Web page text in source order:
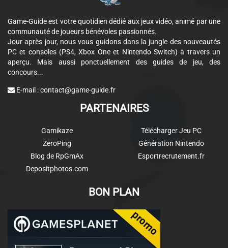
Game-Guide est votre quotidien dédié aux jeux vidéo, animé par une
communauté de joueurs bénévoles passionnés.
Jour après jour, nous vous guidons dans la jungle des nouveautés
PC et consoles (PS4, Xbox One et Nintendo Switch) à travers un
aperçu. Mais aussi ponctuellement des guides de jeu, des
concours...
E-mail :contact@game-guide.fr
PARTENAIRES
Gamikaze
ZeroPing
Blog de RpGmAx
Depositphotos.com
Télécharger Jeu PC
Génération Nintendo
Esportrecrutement.fr
BON PLAN